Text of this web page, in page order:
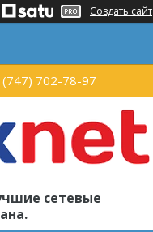
Создать сайт
(747) 702-78-97
сетевые